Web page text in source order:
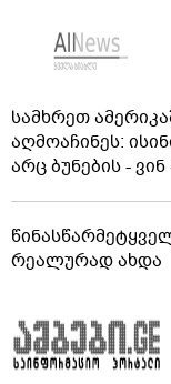
სამხრეთ
აღმოაჩინეს:
არც ბუნების -
რეალურად ახდა